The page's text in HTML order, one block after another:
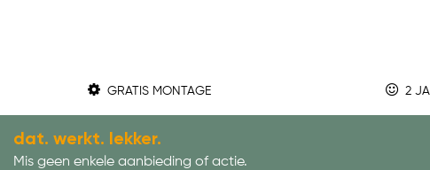
GRATIS MONTAGE 2
dat. werkt. lekker.
Mis geen enkele aanbieding of actie.